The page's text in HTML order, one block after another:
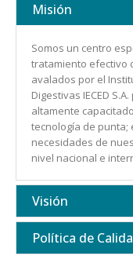
Misión
Somos un centro
tratamiento efectivo
avalados por el
Digestivas IECED
altamente
tecnología de
necesidades de
nivel nacional e
Visión
Política de